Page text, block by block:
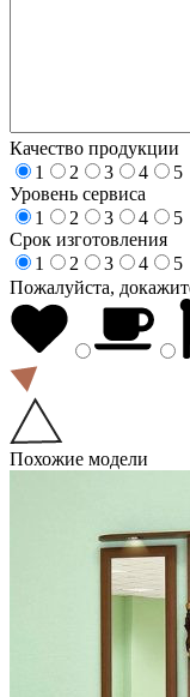
Качество продукции
1
2 3 4
5
Уровень сервиса
1
2 3 4
5
Срок изготовления
1
2 3 4
5
Пожалуйста,
Похожие модели